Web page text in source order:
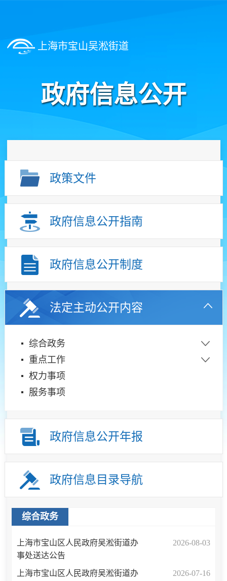
上海市宝山吴淞街道
政府信息公开
政策文件
政府信息公开指南
政府信息公开制度
法定主动公开内容
综合政务
重点工作
权力事项
服务事项
政府信息公开年报
政府信息目录导航
综合政务
2026-08-03
上海市宝山区人民政府吴淞街道办
事处送达公告
2026-07-16
上海市宝山区人民政府吴淞街道办